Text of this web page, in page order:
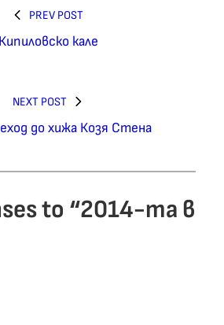
PREV POST
Кипиловско кале
NEXT POST
до хижа Козя Стена
to “2014-та в